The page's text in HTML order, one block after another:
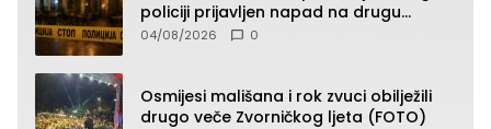
policiji prijavljen napad na drugu
osobu!?
04/08/2026 0
Osmijesi mališana i rok zvuci obilježili
drugo veče Zvorničkog ljeta (FOTO)